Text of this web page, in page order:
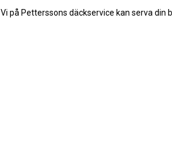
Vi på Petterssons däckservice kan serva